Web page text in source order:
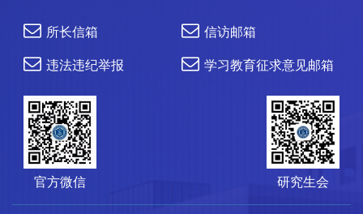
所长信箱 信访邮箱
违法违纪举报 学习教育征求意见邮箱
官方微信 研究生会